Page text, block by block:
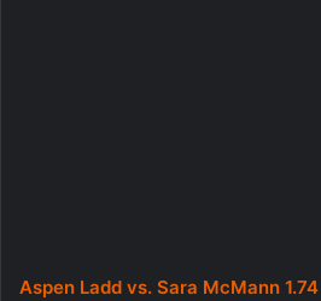
Aspen Ladd vs. Sara McMann